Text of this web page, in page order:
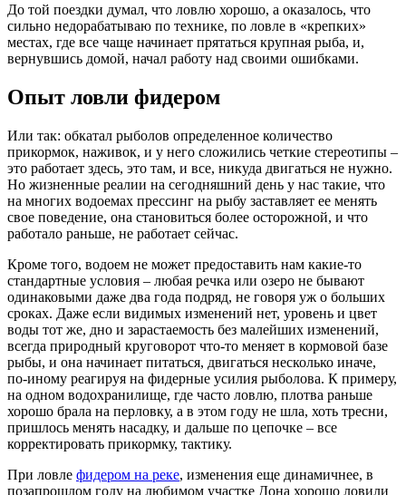
До той поездки думал, что ловлю хорошо, а оказалось, что
сильно недорабатываю по технике, по ловле в «крепких»
местах, где все чаще начинает прятаться крупная рыба, и,
вернувшись домой, начал работу над своими ошибками.
Опыт ловли фидером
Или так: обкатал рыболов определенное количество
прикормок, наживок, и у него сложились четкие стереотипы –
это работает здесь, это там, и все, никуда двигаться не нужно.
Но жизненные реалии на сегодняшний день у нас такие, что
на многих водоемах прессинг на рыбу заставляет ее менять
свое поведение, она становиться более осторожной, и что
работало раньше, не работает сейчас.
Кроме того, водоем не может предоставить нам какие-то
стандартные условия – любая речка или озеро не бывают
одинаковыми даже два года подряд, не говоря уж о больших
сроках. Даже если видимых изменений нет, уровень и цвет
воды тот же, дно и зарастаемость без малейших изменений,
всегда природный круговорот что-то меняет в кормовой базе
рыбы, и она начинает питаться, двигаться несколько иначе,
по-иному реагируя на фидерные усилия рыболова. К примеру,
на одном водохранилище, где часто ловлю, плотва раньше
хорошо брала на перловку, а в этом году не шла, хоть тресни,
пришлось менять насадку, и дальше по цепочке – все
корректировать прикормку, тактику.
При ловле фидером на реке, изменения еще динамичнее, в
позапрошлом году на любимом участке Дона хорошо ловили